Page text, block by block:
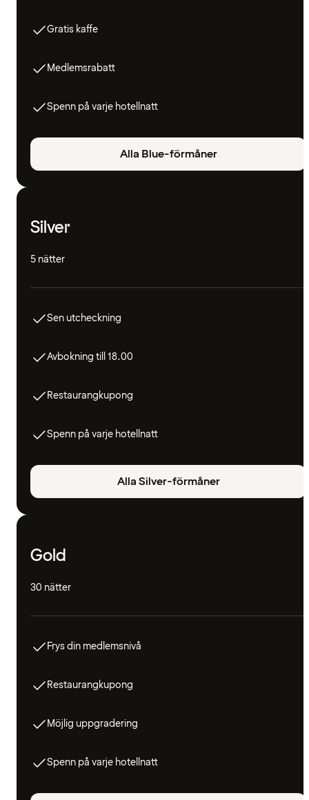
Gratis kaffe
Medlemsrabatt
Spenn på varje hotellnatt
Alla Blue-förmåner
Silver
5 nätter
Sen utcheckning
Avbokning till 18.00
Restaurangkupong
Spenn på varje hotellnatt
Alla Silver-förmåner
Gold
30 nätter
Frys din medlemsnivå
Restaurangkupong
Möjlig uppgradering
Spenn på varje hotellnatt